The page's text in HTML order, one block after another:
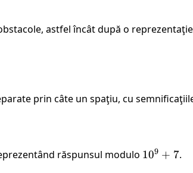
astfel încât după o
prin câte un spaţiu, cu
răspunsul modulo 10^9
109 + 7.